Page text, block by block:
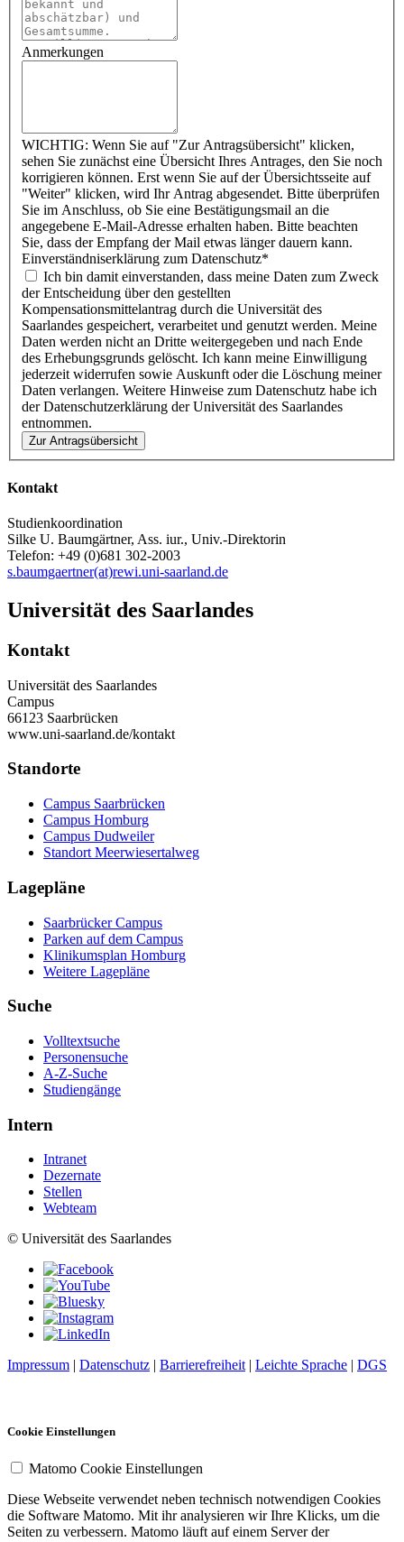
Anmerkungen
WICHTIG: Wenn Sie auf "Zur Antragsübersicht" klicken,
sehen Sie zunächst eine Übersicht Ihres Antrages, den Sie noch
korrigieren können. Erst wenn Sie auf der Übersichtsseite auf
"Weiter" klicken, wird Ihr Antrag abgesendet. Bitte überprüfen
Sie im Anschluss, ob Sie eine Bestätigungsmail an die
angegebene E-Mail-Adresse erhalten haben. Bitte beachten
Sie, dass der Empfang der Mail etwas länger dauern kann.
Einverständniserklärung zum Datenschutz*
der Entscheidung über den gestellten
Kompensationsmittelantrag durch die Universität des
Saarlandes gespeichert, verarbeitet und genutzt werden. Meine
Daten werden nicht an Dritte weitergegeben und nach Ende
des Erhebungsgrunds gelöscht. Ich kann meine Einwilligung
jederzeit widerrufen sowie Auskunft oder die Löschung meiner
Daten verlangen. Weitere Hinweise zum Datenschutz habe ich
der Datenschutzerklärung der Universität des Saarlandes
entnommen.
Kontakt
Studienkoordination
Silke U. Baumgärtner, Ass. iur., Univ.-Direktorin
Telefon: +49 (0)681 302-2003
s.baumgaertner(at)rewi.uni-saarland.de
Universität des Saarlandes
Kontakt
Universität des Saarlandes
Campus
66123 Saarbrücken
www.uni-saarland.de/kontakt
Standorte
Campus Saarbrücken
Campus Homburg
Campus Dudweiler
Standort Meerwiesertalweg
Lagepläne
Saarbrücker Campus
Parken auf dem Campus
Klinikumsplan Homburg
Weitere Lagepläne
Suche
Volltextsuche
Personensuche
A-Z-Suche
Studiengänge
Intern
Intranet
Dezernate
Stellen
Webteam
© Universität des Saarlandes
Impressum | Datenschutz | Barrierefreiheit| Leichte Sprache | DGS
Cookie Einstellungen
Matomo Cookie Einstellungen
Diese Webseite verwendet neben technisch notwendigen Cookies
die Software Matomo. Mit ihr analysieren wir Ihre Klicks, um die
Seiten zu verbessern. Matomo läuft auf einem Server der